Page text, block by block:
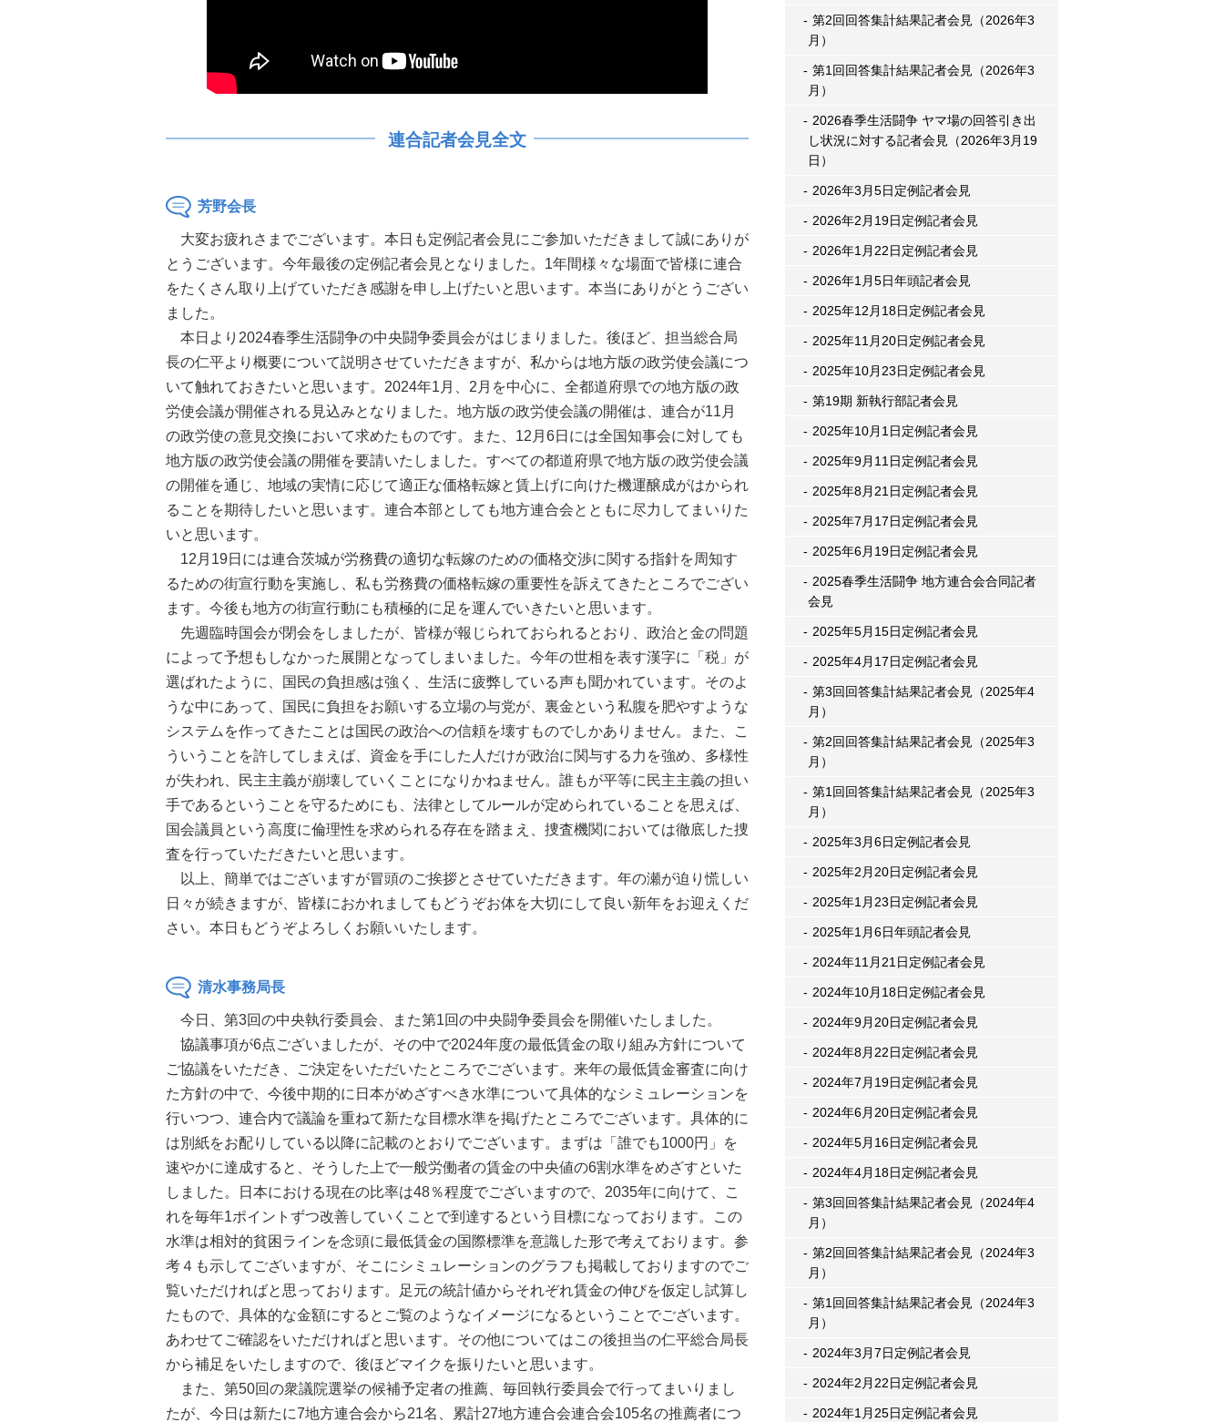
連合記者会見全文
芳野会長
大変お疲れさまでございます。本日も定例記者会見にご参加いただきまして誠にありが
とうございます。今年最後の定例記者会見となりました。1年間様々な場面で皆様に連合
をたくさん取り上げていただき感謝を申し上げたいと思います。本当にありがとうござい
ました。
本日より2024春季生活闘争の中央闘争委員会がはじまりました。後ほど、担当総合局
長の仁平より概要について説明させていただきますが、私からは地方版の政労使会議につ
いて触れておきたいと思います。2024年1月、2月を中心に、全都道府県での地方版の政
労使会議が開催される見込みとなりました。地方版の政労使会議の開催は、連合が11月
の政労使の意見交換において求めたものです。また、12月6日には全国知事会に対しても
地方版の政労使会議の開催を要請いたしました。すべての都道府県で地方版の政労使会議
の開催を通じ、地域の実情に応じて適正な価格転嫁と賃上げに向けた機運醸成がはかられ
ることを期待したいと思います。連合本部としても地方連合会とともに尽力してまいりた
いと思います。
12月19日には連合茨城が労務費の適切な転嫁のための価格交渉に関する指針を周知す
るための街宣行動を実施し、私も労務費の価格転嫁の重要性を訴えてきたところでござい
ます。今後も地方の街宣行動にも積極的に足を運んでいきたいと思います。
先週臨時国会が閉会をしましたが、皆様が報じられておられるとおり、政治と金の問題
によって予想もしなかった展開となってしまいました。今年の世相を表す漢字に「税」が
選ばれたように、国民の負担感は強く、生活に疲弊している声も聞かれています。そのよ
うな中にあって、国民に負担をお願いする立場の与党が、裏金という私腹を肥やすような
システムを作ってきたことは国民の政治への信頼を壊すものでしかありません。また、こ
ういうことを許してしまえば、資金を手にした人だけが政治に関与する力を強め、多様性
が失われ、民主主義が崩壊していくことになりかねません。誰もが平等に民主主義の担い
手であるということを守るためにも、法律としてルールが定められていることを思えば、
国会議員という高度に倫理性を求められる存在を踏まえ、捜査機関においては徹底した捜
査を行っていただきたいと思います。
以上、簡単ではございますが冒頭のご挨拶とさせていただきます。年の瀬が迫り慌しい
日々が続きますが、皆様におかれましてもどうぞお体を大切にして良い新年をお迎えくだ
さい。本日もどうぞよろしくお願いいたします。
清水事務局長
今日、第3回の中央執行委員会、また第1回の中央闘争委員会を開催いたしました。
協議事項が6点ございましたが、その中で2024年度の最低賃金の取り組み方針について
ご協議をいただき、ご決定をいただいたところでございます。来年の最低賃金審査に向け
た方針の中で、今後中期的に日本がめざすべき水準について具体的なシミュレーションを
行いつつ、連合内で議論を重ねて新たな目標水準を掲げたところでございます。具体的に
は別紙をお配りしている以降に記載のとおりでございます。まずは「誰でも1000円」を
速やかに達成すると、そうした上で一般労働者の賃金の中央値の6割水準をめざすといた
しました。日本における現在の比率は48％程度でございますので、2035年に向けて、こ
れを毎年1ポイントずつ改善していくことで到達するという目標になっております。この
水準は相対的貧困ラインを念頭に最低賃金の国際標準を意識した形で考えております。参
考４も示してございますが、そこにシミュレーションのグラフも掲載しておりますのでご
覧いただければと思っております。足元の統計値からそれぞれ賃金の伸びを仮定し試算し
たもので、具体的な金額にするとご覧のようなイメージになるということでございます。
あわせてご確認をいただければと思います。その他についてはこの後担当の仁平総合局長
から補足をいたしますので、後ほどマイクを振りたいと思います。
また、第50回の衆議院選挙の候補予定者の推薦、毎回執行委員会で行ってまいりまし
たが、今日は新たに7地方連合会から21名、累計27地方連合会連合会105名の推薦者につ
第2回回答集計結果記者会見（2026年3
月）
第1回回答集計結果記者会見（2026年3
月）
2026春季生活闘争 ヤマ場の回答引き出
し状況に対する記者会見（2026年3月19
日）
2026年3月5日定例記者会見
2026年2月19日定例記者会見
2026年1月22日定例記者会見
2026年1月5日年頭記者会見
2025年12月18日定例記者会見
2025年11月20日定例記者会見
2025年10月23日定例記者会見
第19期 新執行部記者会見
2025年10月1日定例記者会見
2025年9月11日定例記者会見
2025年8月21日定例記者会見
2025年7月17日定例記者会見
2025年6月19日定例記者会見
2025春季生活闘争 地方連合会合同記者
会見
2025年5月15日定例記者会見
2025年4月17日定例記者会見
第3回回答集計結果記者会見（2025年4
月）
第2回回答集計結果記者会見（2025年3
月）
第1回回答集計結果記者会見（2025年3
月）
2025年3月6日定例記者会見
2025年2月20日定例記者会見
2025年1月23日定例記者会見
2025年1月6日年頭記者会見
2024年11月21日定例記者会見
2024年10月18日定例記者会見
2024年9月20日定例記者会見
2024年8月22日定例記者会見
2024年7月19日定例記者会見
2024年6月20日定例記者会見
2024年5月16日定例記者会見
2024年4月18日定例記者会見
第3回回答集計結果記者会見（2024年4
月）
第2回回答集計結果記者会見（2024年3
月）
第1回回答集計結果記者会見（2024年3
月）
2024年3月7日定例記者会見
2024年2月22日定例記者会見
2024年1月25日定例記者会見